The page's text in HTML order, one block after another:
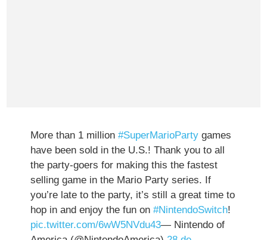
More than 1 million#SuperMarioParty games
have been sold in the U.S.! Thank you to all
the party-goers for making this the fastest
selling game in the Mario Party series. If
you’re late to the party, it’s still a great time to
hop in and enjoy the fun on#NintendoSwitch!
pic.twitter.com/6wW5NVdu43— Nintendo of